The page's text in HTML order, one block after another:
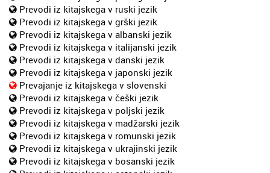
Prevodi iz kitajskega v ruski jezik
Prevodi iz kitajskega v grški jezik
Prevodi iz kitajskega v albanski jezik
Prevodi iz kitajskega v italijanski jezik
Prevodi iz kitajskega v danski jezik
Prevodi iz kitajskega v japonski jezik
Prevajanje iz kitajskega v slovenski
Prevodi iz kitajskega v češki jezik
Prevodi iz kitajskega v poljski jezik
Prevodi iz kitajskega v madžarski jezik
Prevodi iz kitajskega v romunski jezik
Prevodi iz kitajskega v ukrajinski jezik
Prevodi iz kitajskega v bosanski jezik